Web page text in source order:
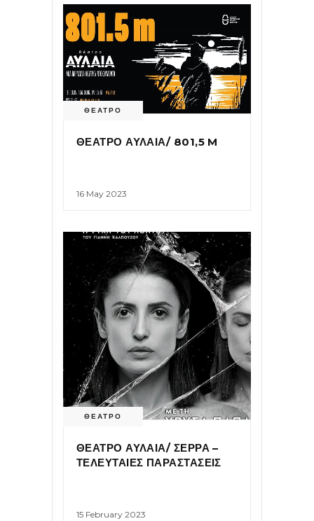
ΘΕΑΤΡΟ
ΘΕΑΤΡΟ ΑΥΛΑΙΑ/ 801,5 M
16 May 2023
ΘΕΑΤΡΟ
ΘΕΑΤΡΟ ΑΥΛΑΙΑ/ ΣΕΡΡΑ –
ΤΕΛΕΥΤΑΙΕΣ ΠΑΡΑΣΤΑΣΕΙΣ
15 February 2023